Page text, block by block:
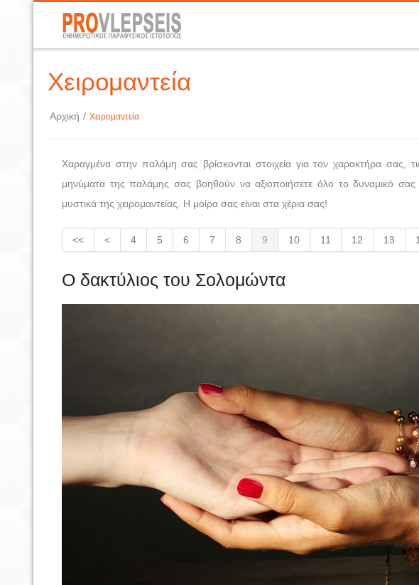
Χειρομαντεία
Αρχική / Χειρομαντεία
Χαραγμένα στην παλάμη σας βρίσκονται στοιχεία για τον χαρακτήρα σας,
μηνύματα της παλάμης σας βοηθούν να αξιοποιήσετε όλο το δυναμικό
μυστικά της χειρομαντείας. Η μοίρα σας είναι στα χέρια σας!
<< < 4 5 6 7 8 9 10 11 12 13
Ο δακτύλιος του Σολομώντα